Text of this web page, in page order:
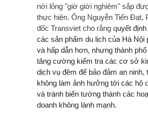
nới lỏng "giờ giới nghiêm" sắp
thực hiện. Ông Nguyễn Tiến Đạt,
đốc Transviet cho rằng quyết
các sản phẩm du lịch của Hà Nội
và hấp dẫn hơn, nhưng thành
tăng cường kiểm tra các cơ sở
dịch vụ đêm để bảo đảm an ninh,
không làm ảnh hưởng tới các hộ
và tránh biến tướng thành các
doanh không lành mạnh.